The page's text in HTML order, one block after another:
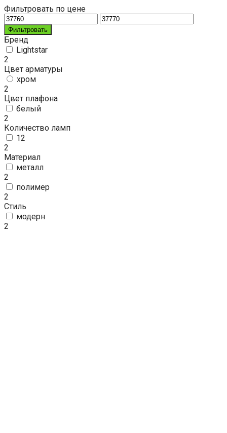
Фильтровать по цене
Фильтровать
Бренд
Lightstar
2
Цвет арматуры
хром
2
Цвет плафона
белый
2
Количество ламп
12
2
Материал
металл
2
полимер
2
Стиль
модерн
2